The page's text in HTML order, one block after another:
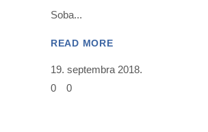
Soba
READ MORE
19. septembra 2018.
0
0